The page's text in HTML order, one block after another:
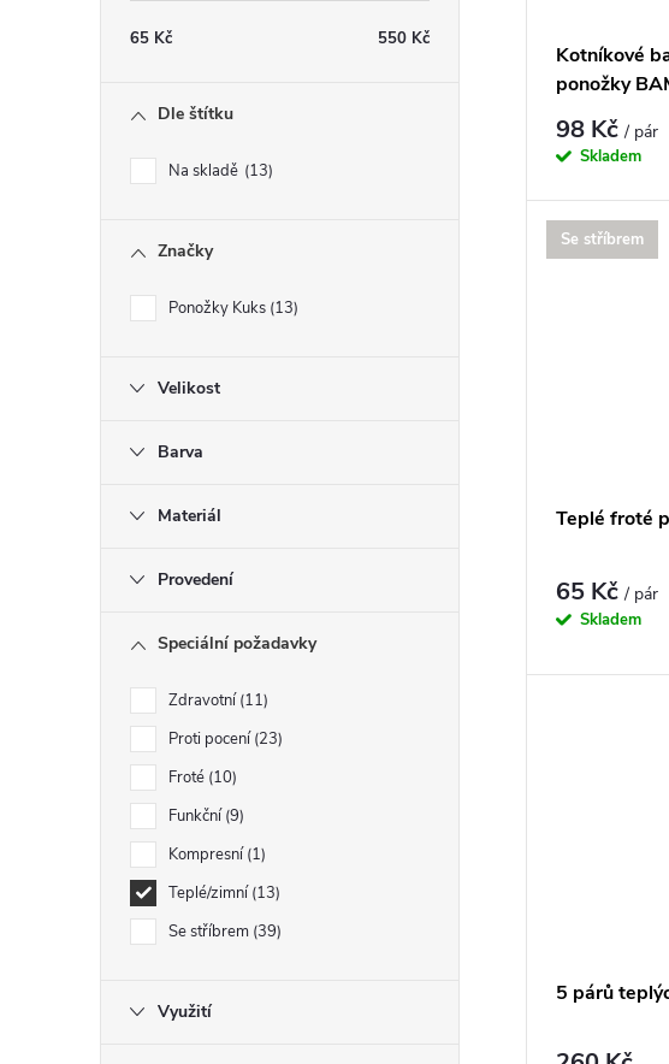
65 Kč 550 Kč
Dle štítku
Na skladě 13
Značky
Ponožky Kuks 13
Velikost
Barva
Materiál
Provedení
Speciální požadavky
Zdravotní 11
Proti pocení 23
Froté 10
Funkční 9
Kompresní 1
Teplé/zimní 13
Se stříbrem 39
Využití
u
k
o
d
Kotníkové
ponožky
98 Kč/ pár
Skladem
Se stříbrem
Teplé froté
65 Kč/ pár
Skladem
5 párů